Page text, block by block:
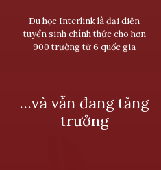
Du học Interlink là đại diện
tuyển sinh chính thức cho hơn
900 trường từ 6 quốc gia
…và vẫn đang tăng
trưởng